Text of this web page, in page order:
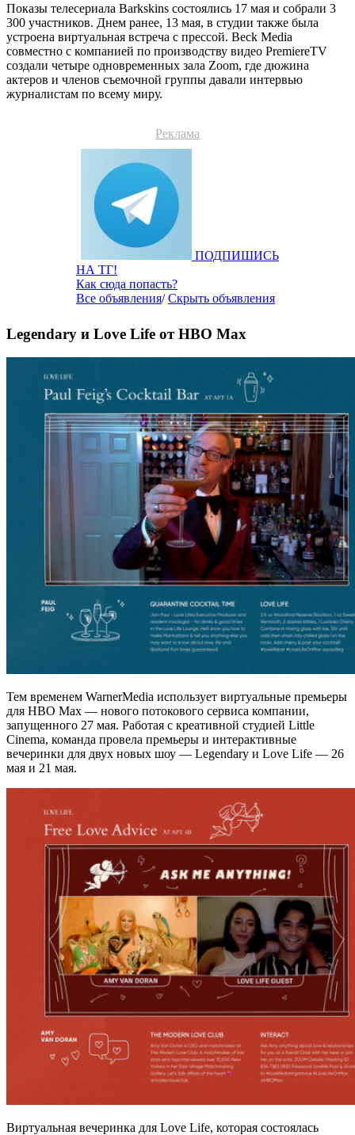
Показы телесериала Barkskins состоялись 17 мая и собрали 3
300 участников. Днем ранее, 13 мая, в студии также была
устроена виртуальная встреча с прессой. Beck Media
совместно с компанией по производству видео PremiereTV
создали четыре одновременных зала Zoom, где дюжина
актеров и членов съемочной группы давали интервью
журналистам по всему миру.
Реклама
ПОДПИШИСЬ
НА ТГ!
Как сюда попасть?
Все объявления/Скрыть объявления
Legendary и Love Life от HBO Max
Тем временем WarnerMedia использует виртуальные премьеры
для HBO Max — нового потокового сервиса компании,
запущенного 27 мая. Работая с креативной студией Little
Cinema, команда провела премьеры и интерактивные
вечеринки для двух новых шоу — Legendary и Love Life — 26
мая и 21 мая.
Виртуальная вечеринка для Love Life, которая состоялась